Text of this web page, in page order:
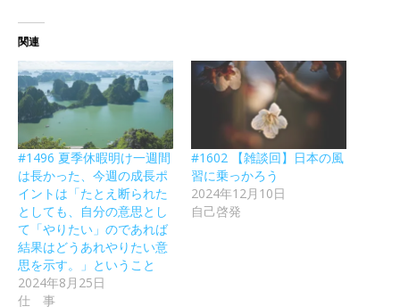
関連
#1496 夏季休暇明け一週間
は長かった、今週の成長ポ
イントは「たとえ断られた
としても、自分の意思とし
て「やりたい」のであれば
結果はどうあれやりたい意
思を示す。」ということ
2024年8月25日
仕 事
#1602 【雑談回】日本の風
習に乗っかろう
2024年12月10日
自己啓発